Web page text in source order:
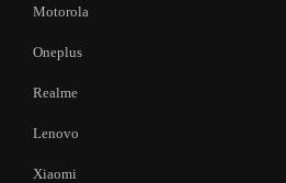
Motorola
Oneplus
Realme
Lenovo
Xiaomi